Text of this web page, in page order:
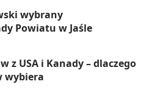
wybrany
Powiatu w Jaśle
z USA i Kanady – dlaczego
wybiera